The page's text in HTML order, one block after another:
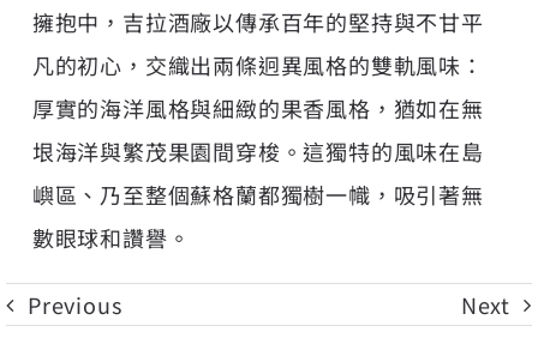
擁抱中，吉拉酒廠以傳承百年的堅持與不甘平
凡的初心，交織出兩條迥異風格的雙軌風味：
厚實的海洋風格與細緻的果香風格，猶如在無
垠海洋與繁茂果園間穿梭。這獨特的風味在島
嶼區、乃至整個蘇格蘭都獨樹一幟，吸引著無
數眼球和讚譽。
Previous Next